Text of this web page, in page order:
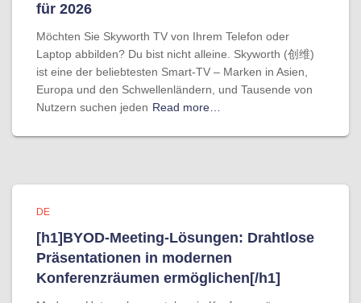
für 2026
Möchten Sie Skyworth TV von Ihrem Telefon oder
Laptop abbilden? Du bist nicht alleine. Skyworth (创维)
ist eine der beliebtesten Smart-TV – Marken in Asien,
Europa und den Schwellenländern, und Tausende von
Nutzern suchen jeden Read more…
DE
[h1]BYOD-Meeting-Lösungen: Drahtlose
Präsentationen in modernen
Konferenzräumen ermöglichen[/h1]